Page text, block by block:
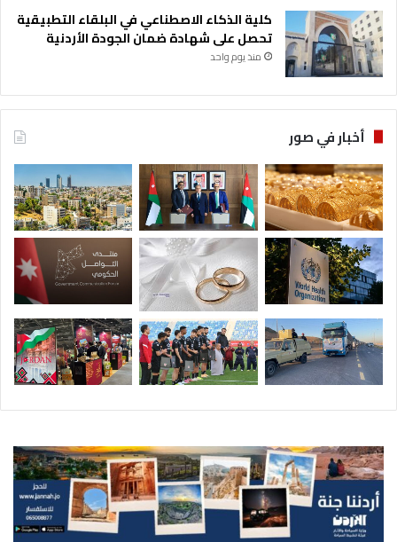
كلية الذكاء الاصطناعي في البلقاء التطبيقية
تحصل على شهادة ضمان الجودة الأردنية
منذ يوم واحد
أخبار في صور